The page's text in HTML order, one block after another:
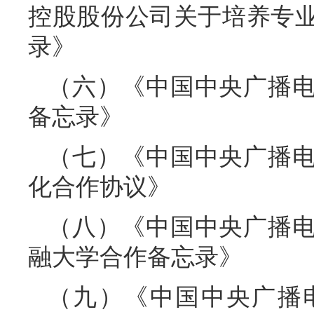
控股股份公司关于培养专
录》
（六）《中国中央广播
备忘录》
（七）《中国中央广播
化合作协议》
（八）《中国中央广播
融大学合作备忘录》
（九）《中国中央广